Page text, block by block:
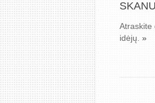
Atraskite
idėjų. »